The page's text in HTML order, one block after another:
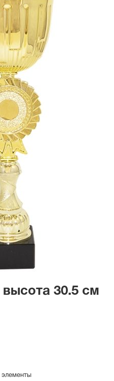
высота 30.5 см
элементы